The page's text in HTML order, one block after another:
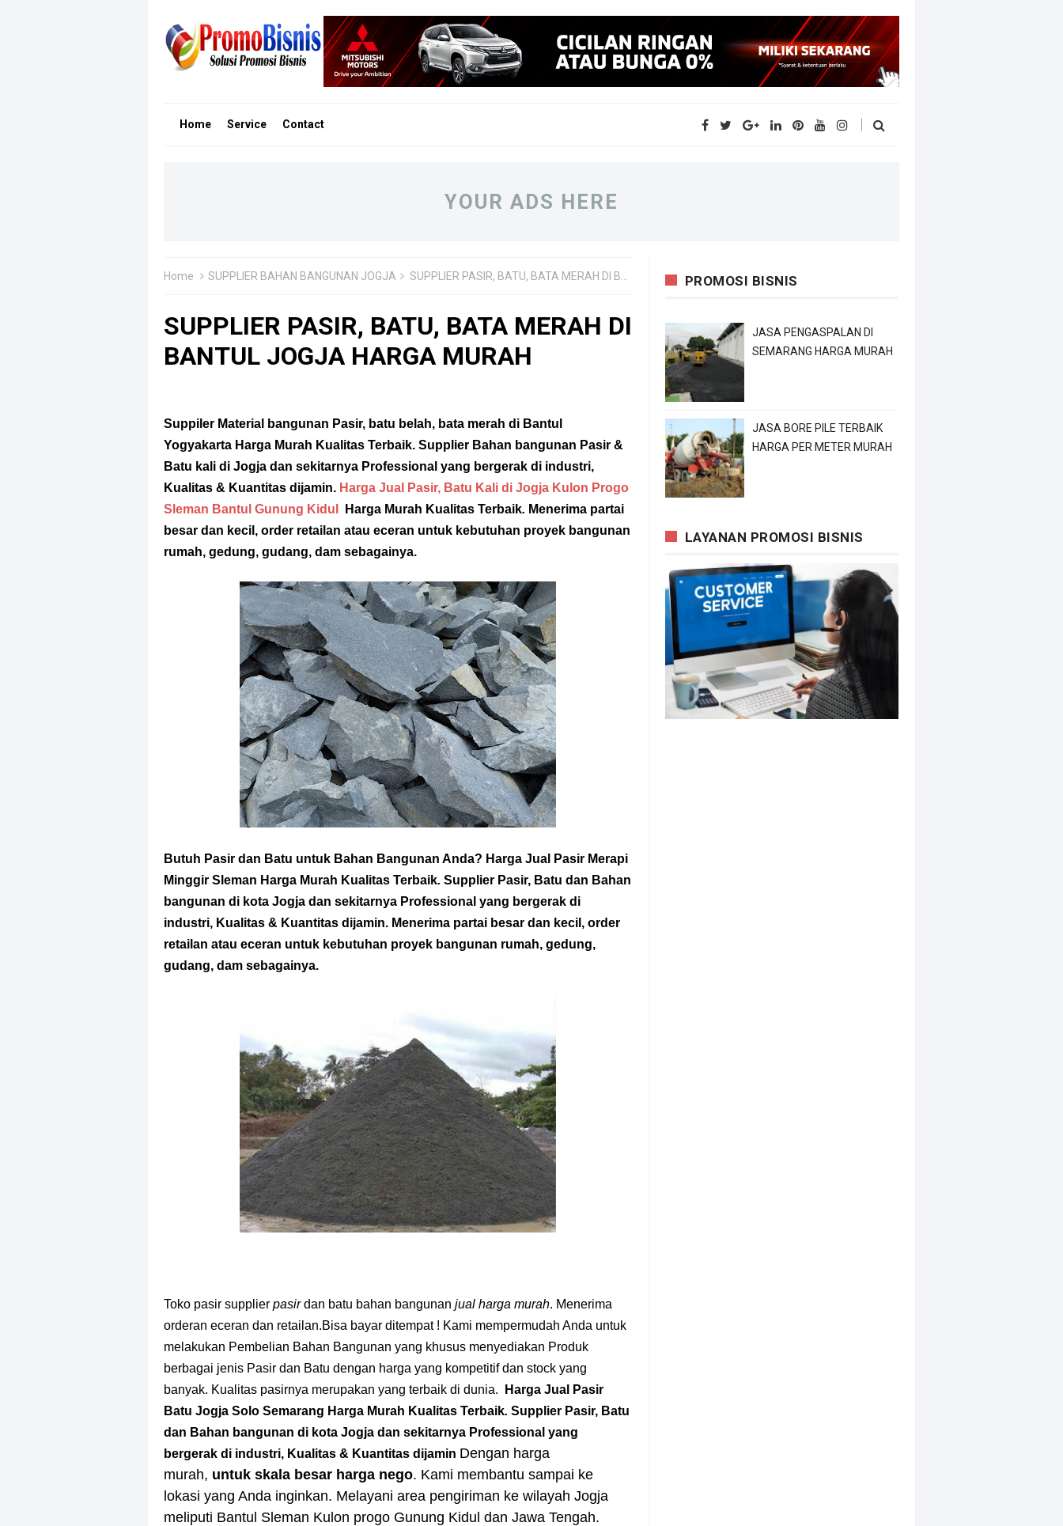
Home Service Contact
YOUR ADS HERE
Home SUPPLIER BAHAN BANGUNAN JOGJA SUPPLIER PASIR, BATU, BATA MERAH DI BANTUL JOGJA HARGA MURAH
SUPPLIER PASIR, BATU, BATA MERAH DI
BANTUL JOGJA HARGA MURAH
Suppiler Material bangunan Pasir, batu belah, bata merah di Bantul
Yogyakarta Harga Murah Kualitas Terbaik. Supplier Bahan bangunan Pasir &
Batu kali di Jogja dan sekitarnya Professional yang bergerak di industri,
Kualitas & Kuantitas dijamin. Harga Jual Pasir, Batu Kali di Jogja Kulon Progo
Sleman Bantul Gunung Kidul
Harga Murah Kualitas Terbaik. Menerima partai
besar dan kecil, order retailan atau eceran untuk kebutuhan proyek bangunan
rumah, gedung, gudang, dam sebagainya.
Butuh Pasir dan Batu untuk Bahan Bangunan Anda? Harga Jual Pasir Merapi
Minggir Sleman Harga Murah Kualitas Terbaik. Supplier Pasir, Batu dan Bahan
bangunan di kota Jogja dan sekitarnya Professional yang bergerak di
industri, Kualitas & Kuantitas dijamin. Menerima partai besar dan kecil, order
retailan atau eceran untuk kebutuhan proyek bangunan rumah, gedung,
gudang, dam sebagainya.
Toko pasir supplier pasirdan batu bahan bangunan jual harga murah. Menerima
orderan eceran dan retailan.Bisa bayar ditempat ! Kami mempermudah Anda untuk
melakukan Pembelian Bahan Bangunan yang khusus menyediakan Produk
berbagai jenis Pasir dan Batu dengan harga yang kompetitif dan stock yang
banyak. Kualitas pasirnya merupakan yang terbaik di dunia.
Harga Jual Pasir
Batu Jogja Solo Semarang Harga Murah Kualitas Terbaik. Supplier Pasir, Batu
dan Bahan bangunan di kota Jogja dan sekitarnya Professional yang
bergerak di industri, Kualitas & Kuantitas dijamin Dengan harga
murah, untuk skala besar harga nego. Kami membantu sampai ke
lokasi yang Anda inginkan. Melayani area pengiriman ke wilayah Jogja
meliputi Bantul Sleman Kulon progo Gunung Kidul dan Jawa Tengah.
PROMOSI BISNIS
JASA PENGASPALAN DI
SEMARANG HARGA MURAH
JASA BORE PILE TERBAIK
HARGA PER METER MURAH
LAYANAN PROMOSI BISNIS